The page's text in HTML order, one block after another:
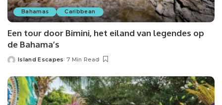
Bahamas Caribbean
Een tour door Bimini, het eiland van legendes op
de Bahama’s
Island Escapes 7 Min Read